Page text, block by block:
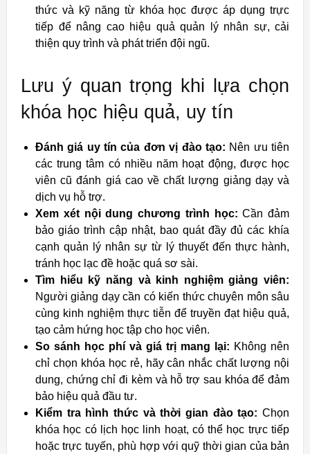
thức và kỹ năng từ khóa học được áp dụng trực
tiếp để nâng cao hiệu quả quản lý nhân sự, cải
thiện quy trình và phát triển đội ngũ.
Lưu ý quan trọng khi lựa chọn
khóa học hiệu quả, uy tín
Đánh giá uy tín của đơn vị đào tạo: Nên ưu tiên
các trung tâm có nhiều năm hoạt động, được học
viên cũ đánh giá cao về chất lượng giảng dạy và
dịch vụ hỗ trợ.
Xem xét nội dung chương trình học: Cần đảm
bảo giáo trình cập nhật, bao quát đầy đủ các khía
cạnh quản lý nhân sự từ lý thuyết đến thực hành,
tránh học lạc đề hoặc quá sơ sài.
Tìm hiểu kỹ năng và kinh nghiệm giảng viên:
Người giảng dạy cần có kiến thức chuyên môn sâu
cùng kinh nghiệm thực tiễn để truyền đạt hiệu quả,
tạo cảm hứng học tập cho học viên.
So sánh học phí và giá trị mang lại: Không nên
chỉ chọn khóa học rẻ, hãy cân nhắc chất lượng nội
dung, chứng chỉ đi kèm và hỗ trợ sau khóa để đảm
bảo hiệu quả đầu tư.
Kiểm tra hình thức và thời gian đào tạo: Chọn
khóa học có lịch học linh hoạt, có thể học trực tiếp
hoặc trực tuyến, phù hợp với quỹ thời gian của bản